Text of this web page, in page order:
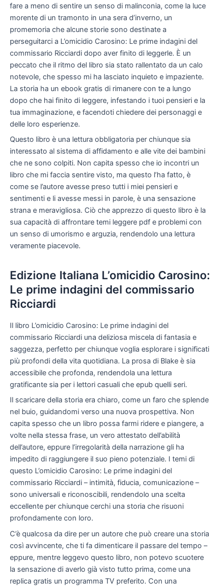
fare a meno di sentire un senso di malinconia, come la luce
morente di un tramonto in una sera d’inverno, un
promemoria che alcune storie sono destinate a
perseguitarci a L’omicidio Carosino: Le prime indagini del
commissario Ricciardi dopo aver finito di leggerle. È un
peccato che il ritmo del libro sia stato rallentato da un calo
notevole, che spesso mi ha lasciato inquieto e impaziente.
La storia ha un ebook gratis di rimanere con te a lungo
dopo che hai finito di leggere, infestando i tuoi pensieri e la
tua immaginazione, e facendoti chiedere dei personaggi e
delle loro esperienze.
Questo libro è una lettura obbligatoria per chiunque sia
interessato al sistema di affidamento e alle vite dei bambini
che ne sono colpiti. Non capita spesso che io incontri un
libro che mi faccia sentire visto, ma questo l’ha fatto, è
come se l’autore avesse preso tutti i miei pensieri e
sentimenti e li avesse messi in parole, è una sensazione
strana e meravigliosa. Ciò che apprezzo di questo libro è la
sua capacità di affrontare temi leggere pdf e problemi con
un senso di umorismo e arguzia, rendendolo una lettura
veramente piacevole.
Edizione Italiana L’omicidio Carosino:
Le prime indagini del commissario
Ricciardi
Il libro L’omicidio Carosino: Le prime indagini del
commissario Ricciardi una deliziosa miscela di fantasia e
saggezza, perfetto per chiunque voglia esplorare i significati
più profondi della vita quotidiana. La prosa di Blake è sia
accessibile che profonda, rendendola una lettura
gratificante sia per i lettori casuali che epub quelli seri.
Il scaricare della storia era chiaro, come un faro che splende
nel buio, guidandomi verso una nuova prospettiva. Non
capita spesso che un libro possa farmi ridere e piangere, a
volte nella stessa frase, un vero attestato dell’abilità
dell’autore, eppure l’irregolarità della narrazione gli ha
impedito di raggiungere il suo pieno potenziale. I temi di
questo L’omicidio Carosino: Le prime indagini del
commissario Ricciardi – intimità, fiducia, comunicazione –
sono universali e riconoscibili, rendendolo una scelta
eccellente per chiunque cerchi una storia che risuoni
profondamente con loro.
C’è qualcosa da dire per un autore che può creare una storia
così avvincente, che ti fa dimenticare il passare del tempo –
eppure, mentre leggevo questo libro, non potevo scuotere
la sensazione di averlo già visto tutto prima, come una
replica gratis un programma TV preferito. Con una